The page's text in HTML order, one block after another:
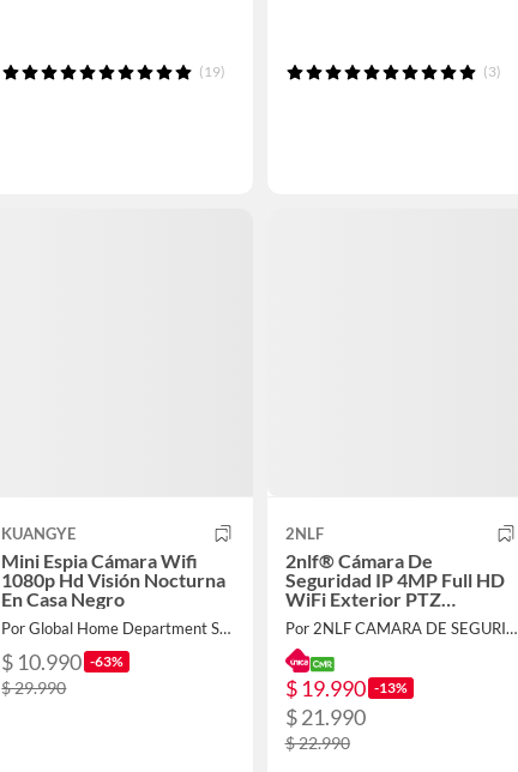
(19) (3)
KUANGYE
Mini Espia Cámara Wifi
1080p Hd Visión Nocturna
En Casa Negro
Por Global Home Department Store
$ 10.990 -63%
$ 29.990
2NLF
2nlf® Cámara De
Seguridad IP 4MP Full HD
WiFi Exterior PTZ
Conexión Audio
Por 2NLF CAMARA DE SEGURIDAD
$ 19.990 -13%
$ 21.990
$ 22.990